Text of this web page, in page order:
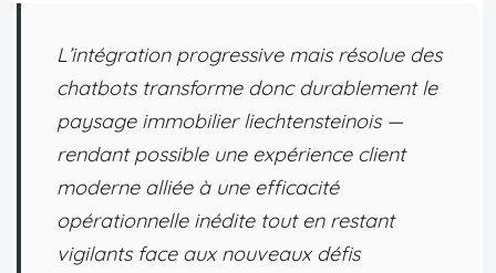
L’intégration progressive mais résolue des
chatbots transforme donc durablement le
paysage immobilier liechtensteinois —
rendant possible une expérience client
moderne alliée à une efficacité
opérationnelle inédite tout en restant
vigilants face aux nouveaux défis